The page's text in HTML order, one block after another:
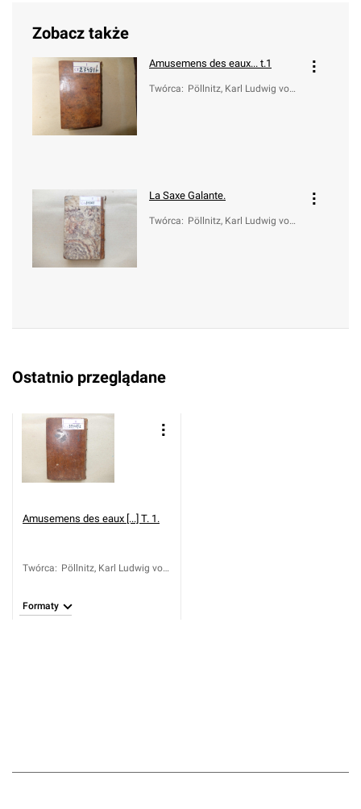
Zobacz także
Amusemens des eaux... t.1
Twórca: Pöllnitz, Karl Ludwig von
La Saxe Galante.
Twórca: Pöllnitz, Karl Ludwig von
Ostatnio przeglądane
Amusemens des eaux [...] T. 1.
Twórca: Pöllnitz, Karl Ludwig von
Formaty